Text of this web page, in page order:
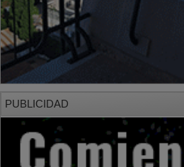
PUBLICIDAD